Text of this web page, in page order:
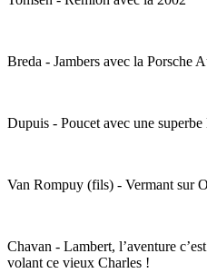
Breda - Jambers avec la Porsche
Dupuis - Poucet avec une
Van Rompuy (fils) - Vermant sur
Chavan - Lambert, l’aventure
volant ce vieux Charles !